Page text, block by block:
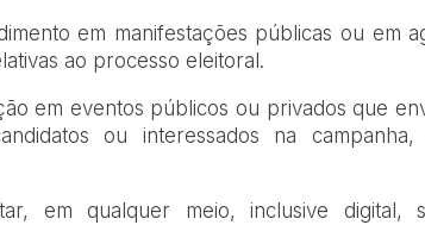
em manifestações públicas ou em
ao processo eleitoral.
em eventos públicos ou privados que
ou interessados na
em qualquer meio, inclusive digital,